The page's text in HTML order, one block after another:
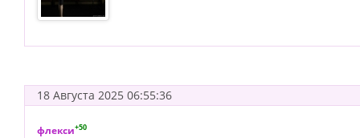
18 Августа 2025 06:55:36
флекси+50